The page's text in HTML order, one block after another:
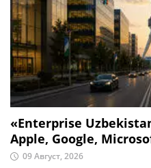
«Enterprise
Apple, Google,
09 Август, 2026